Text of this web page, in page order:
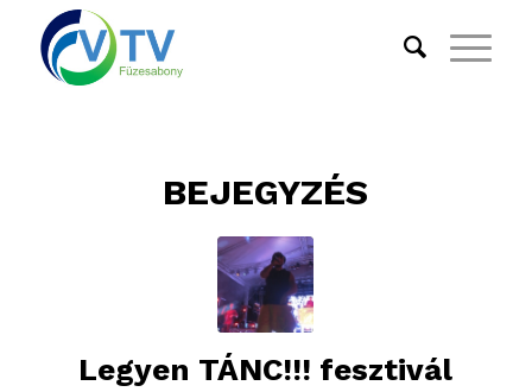
BEJEGYZÉS
Legyen TÁNC!!! fesztivál